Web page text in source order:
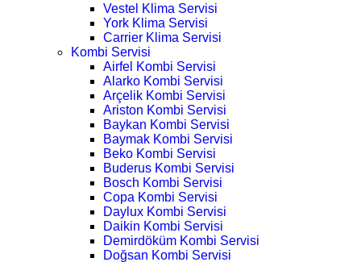
Vestel Klima Servisi
York Klima Servisi
Carrier Klima Servisi
Kombi Servisi
Airfel Kombi Servisi
Alarko Kombi Servisi
Arçelik Kombi Servisi
Ariston Kombi Servisi
Baykan Kombi Servisi
Baymak Kombi Servisi
Beko Kombi Servisi
Buderus Kombi Servisi
Bosch Kombi Servisi
Copa Kombi Servisi
Daylux Kombi Servisi
Daikin Kombi Servisi
Demirdöküm Kombi Servisi
Doğsan Kombi Servisi